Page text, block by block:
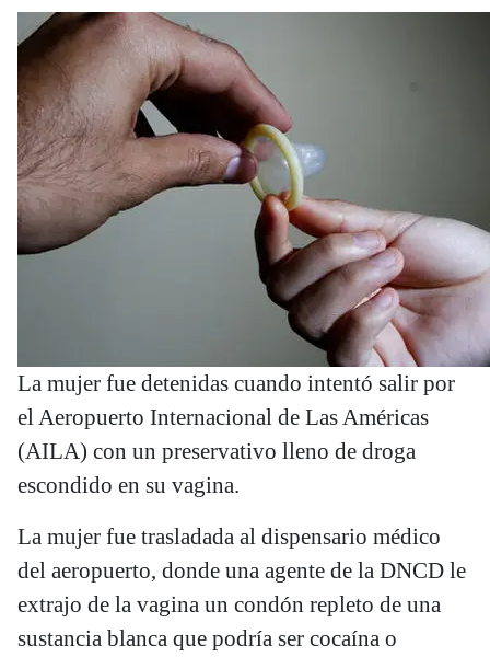
La mujer fue detenidas cuando intentó salir por
el Aeropuerto Internacional de Las Américas
(AILA) con un preservativo lleno de droga
escondido en su vagina.
La mujer fue trasladada al dispensario médico
del aeropuerto, donde una agente de la DNCD le
extrajo de la vagina un condón repleto de una
sustancia blanca que podría ser cocaína o